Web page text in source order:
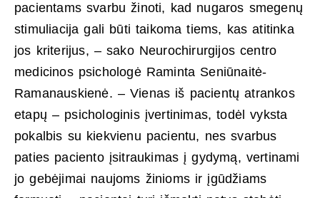
pacientams svarbu žinoti, kad nugaros smegenų
stimuliacija gali būti taikoma tiems, kas atitinka
jos kriterijus, – sako Neurochirurgijos centro
medicinos psichologė Raminta Seniūnaitė-
Ramanauskienė. – Vienas iš pacientų atrankos
etapų – psichologinis įvertinimas, todėl vyksta
pokalbis su kiekvienu pacientu, nes svarbus
paties paciento įsitraukimas į gydymą, vertinami
jo gebėjimai naujoms žinioms ir įgūdžiams